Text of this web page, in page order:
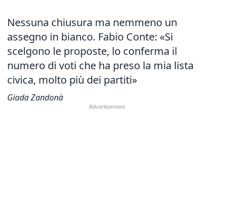
Nessuna chiusura ma nemmeno un
assegno in bianco. Fabio Conte: «Si
scelgono le proposte, lo conferma il
numero di voti che ha preso la mia lista
civica, molto più dei partiti»
Giada Zandonà